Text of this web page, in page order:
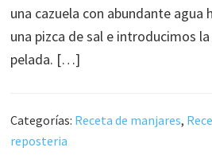
una cazuela con abundante agua
una pizca de sal e introducimos
pelada. […]
Categorías: Receta de manjares,
reposteria